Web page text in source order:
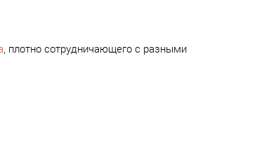
, плотно сотрудничающего с разными